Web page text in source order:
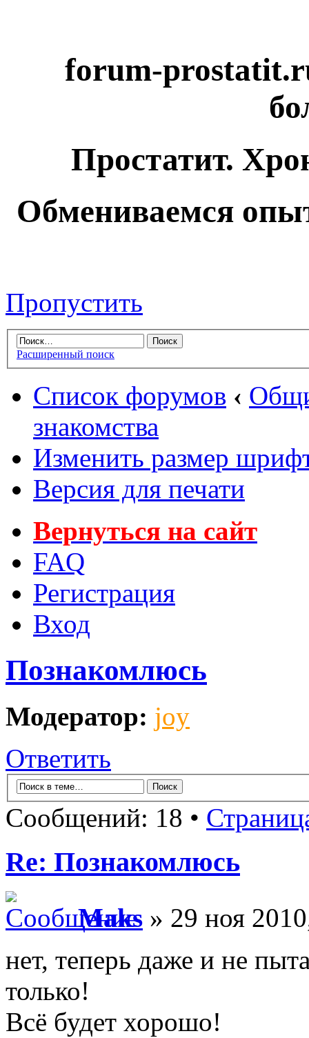
forum-
Простатит.
Обмениваемся
Пропустить
Расширенный поиск
Список форумов ‹
знакомства
Изменить размер
Версия для печати
Вернуться на сайт
FAQ
Регистрация
Вход
Познакомлюсь
Модератор: joy
Ответить
Сообщений: 18 •
Re: Познакомлюсь
Maks » 29 ноя
нет, теперь даже и не
только!
Всё будет хорошо!